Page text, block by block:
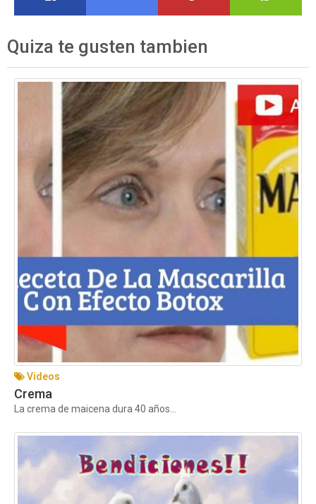
Quiza te gusten tambien
Videos
Crema
La crema de maicena dura 40 años...